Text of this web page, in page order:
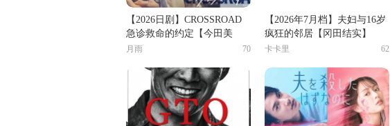
【2026日剧】CROSSROAD
急诊救命的约定【今田美
樱】
70
月雨
【2026年7月档】夫妇与16岁
疯狂的邻居【冈田结实】
62
卡卡里